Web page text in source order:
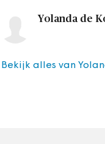
Yolanda de
Bekijk alles van